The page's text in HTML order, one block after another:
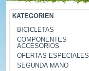
KATEGORIEN
BICICLETAS
COMPONENTES
ACCESORIOS
OFERTAS ESPECIALES
SEGUNDA MANO